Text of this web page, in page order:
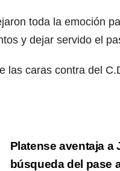
toda la emoción
y dejar servido el
las caras contra del
Platense aventaja a
búsqueda del pase